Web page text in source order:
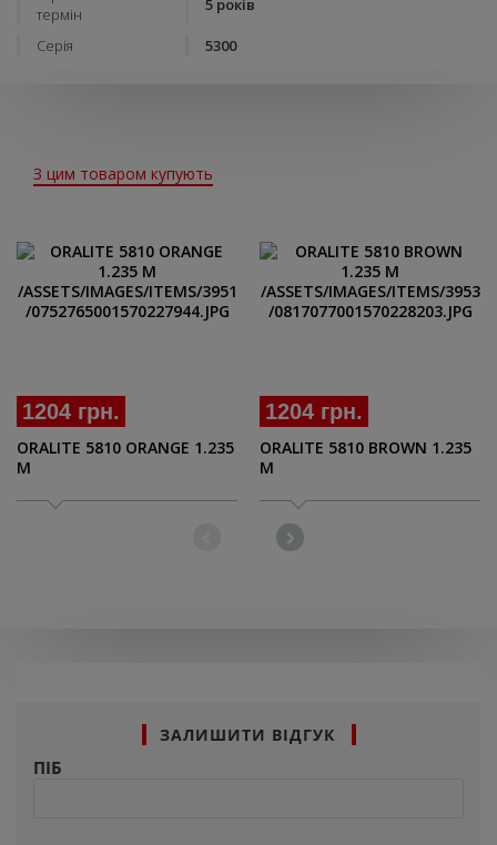
термін
5 років
Серія 5300
З цим товаром купують
1204 грн.
ORALITE 5810 ORANGE 1.235
M
1204 грн.
ORALITE 5810 BROWN 1.235
M
ЗАЛИШИТИ ВІДГУК
ПІБ